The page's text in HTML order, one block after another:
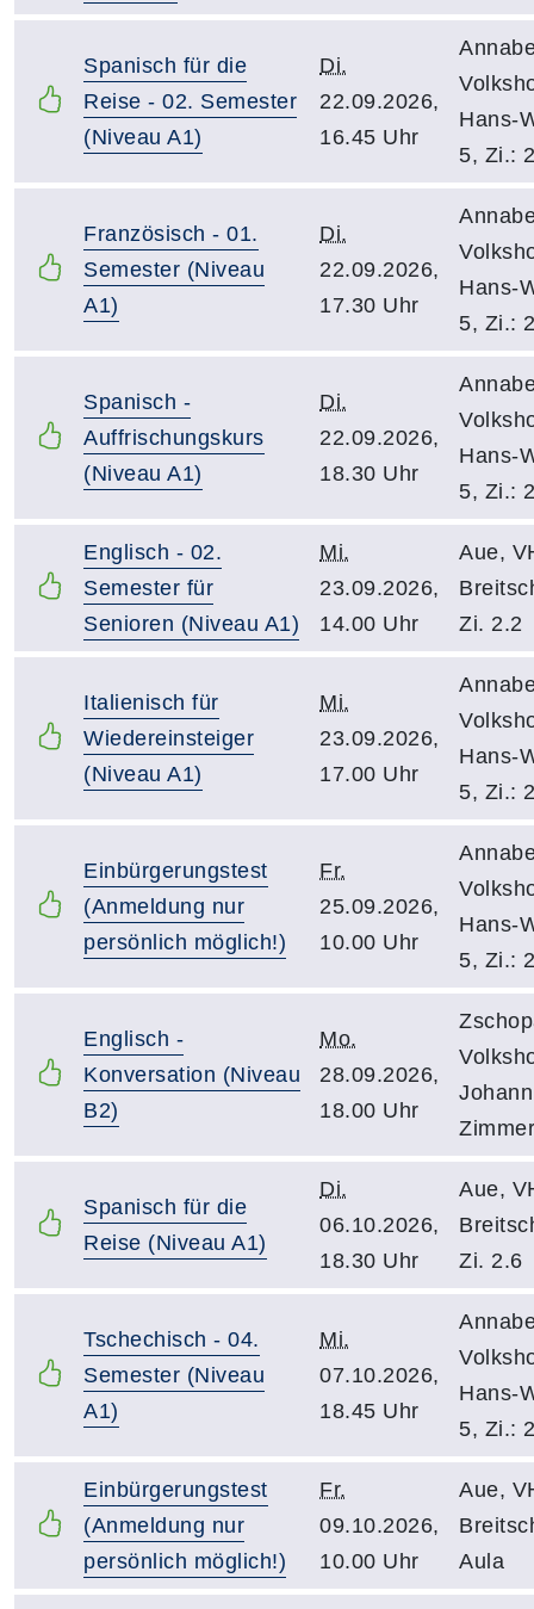
Spanisch für die
Reise - 02. Semester
(Niveau A1)
Di.
22.09.2026,
16.45 Uhr
Hans-
5, Zi.:
Französisch - 01.
Semester (Niveau
A1)
Di.
22.09.2026,
17.30 Uhr
Hans-
5, Zi.:
Spanisch -
Auffrischungskurs
(Niveau A1)
Di.
22.09.2026,
18.30 Uhr
Hans-
5, Zi.:
Englisch - 02.
Semester für
Senioren (Niveau A1)
Mi.
23.09.2026,
14.00 Uhr
Aue,
Zi. 2.2
Italienisch für
Wiedereinsteiger
(Niveau A1)
Mi.
23.09.2026,
17.00 Uhr
Hans-
5, Zi.:
Einbürgerungstest
(Anmeldung nur
persönlich möglich!)
Fr.
25.09.2026,
10.00 Uhr
Hans-
5, Zi.:
Englisch -
Konversation (Niveau
B2)
Mo.
28.09.2026,
18.00 Uhr
Spanisch für die
Reise (Niveau A1)
Di.
06.10.2026,
18.30 Uhr
Aue,
Zi. 2.6
Tschechisch - 04.
Semester (Niveau
A1)
Mi.
07.10.2026,
18.45 Uhr
Hans-
5, Zi.:
Einbürgerungstest
(Anmeldung nur
persönlich möglich!)
Fr.
09.10.2026,
10.00 Uhr
Aue,
Aula